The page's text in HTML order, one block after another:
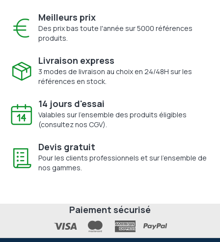
Meilleurs prix
Des prix bas toute l'année sur 5000 références
produits.
Livraison express
3 modes de livraison au choix en 24/48H sur les
références en stock.
14 jours d'essai
Valables sur l'ensemble des produits éligibles
(consultez nos CGV).
Devis gratuit
Pour les clients professionnels et sur l'ensemble de
nos gammes.
Paiement sécurisé